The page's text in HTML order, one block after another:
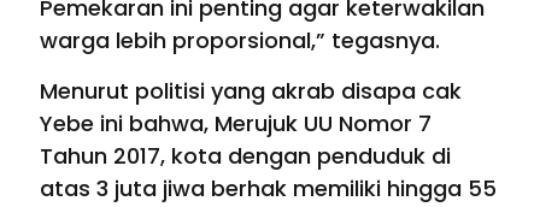
Pemekaran ini penting agar keterwakilan
warga lebih proporsional,” tegasnya.
Menurut politisi yang akrab disapa cak
Yebe ini bahwa, Merujuk UU Nomor 7
Tahun 2017, kota dengan penduduk di
atas 3 juta jiwa berhak memiliki hingga 55